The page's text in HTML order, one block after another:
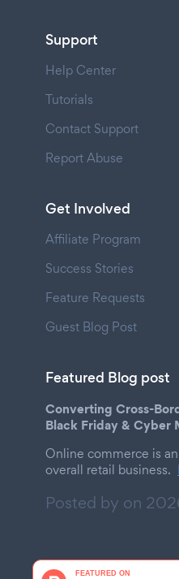
Support
Help Center
Tutorials
Contact Support
Report Abuse
Get Involved
Affiliate Program
Success Stories
Feature Requests
Guest Blog Post
Featured Blog post
Converting Cross-
Black Friday & Cyber
Online commerce is
overall retail business.
Posted by on